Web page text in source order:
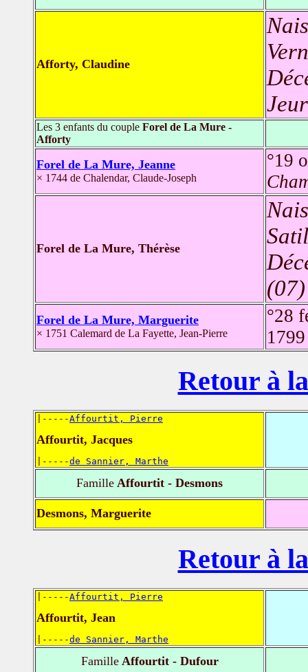
Afforty, Claudine
Les 3 enfants du couple Forel de La Mure -
Afforty
Forel de La Mure, Jeanne
× 1744 de Chalendar, Claude-Joseph
°19
Forel de La Mure, Thérèse
(07)
Forel de La Mure, Marguerite
× 1751 Calemard de La Fayette, Jean-Pierre
°28
Retour à
|-----Affourtit, Pierre
Affourtit, Jacques
|-----de Sannier, Marthe
Famille Affourtit - Desmons
Desmons, Marguerite
Retour à
|-----Affourtit, Pierre
Affourtit, Jean
|-----de Sannier, Marthe
FamilleAffourtit - Dufour